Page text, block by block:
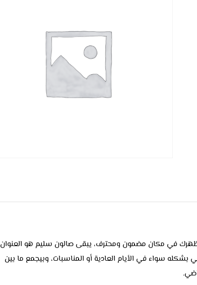
في مكان مضمون ومحترف، يبقى صالون سليم هو العنوان
بشكله سواء في الأيام العادية أو المناسبات، وبيجمع ما بين